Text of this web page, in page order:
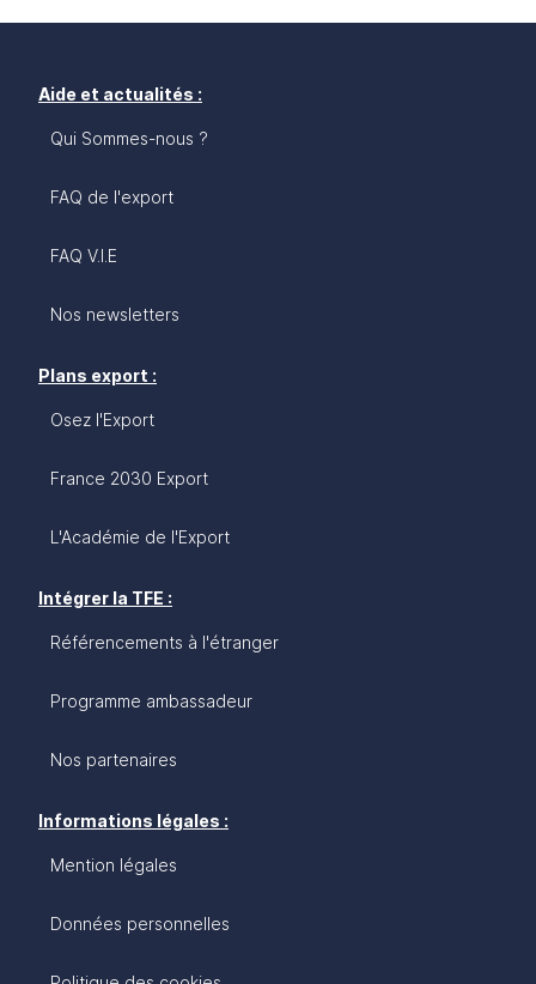
Aide et actualités :
Qui Sommes-nous ?
FAQ de l'export
FAQ V.I.E
Nos newsletters
Plans export :
Osez l'Export
France 2030 Export
L'Académie de l'Export
Intégrer la TFE :
Référencements à l'étranger
Programme ambassadeur
Nos partenaires
Informations légales :
Mention légales
Données personnelles